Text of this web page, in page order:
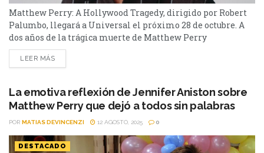
Matthew Perry: A Hollywood Tragedy, dirigido por Robert
Palumbo, llegará a Universal el próximo 28 de octubre. A
dos años de la trágica muerte de Matthew Perry
(Friends), Universal+ anuncia el estreno en Argentina
este martes 28 de octubre del nuevo documental Matthew
Palumbo (World’s Most Notorious Killers, Face to Face with
Scott Peterson). ¿De qué va? El material indaga en los...
LEER MÁS
La emotiva reflexión de Jennifer Aniston sobre
Matthew Perry que dejó a todos sin palabras
POR MATIAS DEVINCENZI 12 AGOSTO, 2025 0
DESTACADO